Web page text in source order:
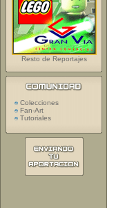
Resto de Reportajes
Colecciones
Fan-Art
Tutoriales